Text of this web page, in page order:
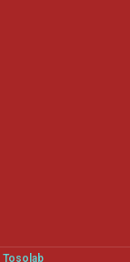
Tosolab